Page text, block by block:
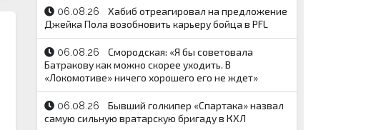
06.08.26
Хабиб отреагировал на предложение
Джейка Пола возобновить карьеру бойца в PFL
06.08.26
Смородская: «Я бы советовала
Батракову как можно скорее уходить. В
«Локомотиве» ничего хорошего его не ждет»
06.08.26
Бывший голкипер «Спартака» назвал
самую сильную вратарскую бригаду в КХЛ